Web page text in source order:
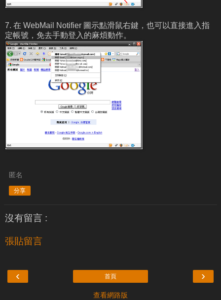
7. 在 WebMail Notifier 圖示點滑鼠右鍵，也可以直接進入指
定帳號，免去手動登入的麻煩動作。
匿名
分享
沒有留言 :
張貼留言
‹ ›
首頁
查看網路版